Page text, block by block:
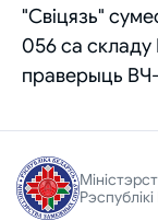
"Свіцязь"
056 са
праверыць